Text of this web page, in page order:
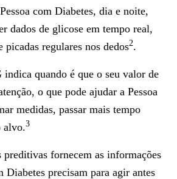
com Diabetes, dia e noite,
dados de glicose em tempo real,
picadas regulares nos dedos2.
quando é que o seu valor de
o que pode ajudar a Pessoa
medidas, passar mais tempo
alvo.3
fornecem as informações
Diabetes precisam para agir antes